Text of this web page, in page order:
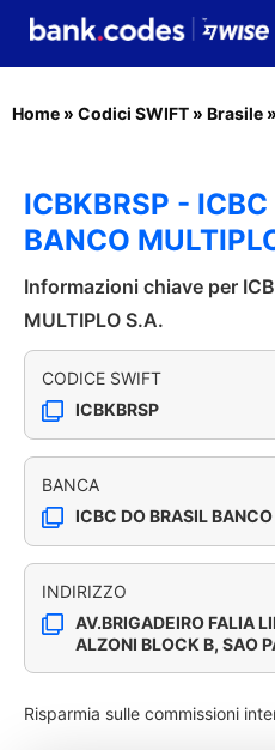
Home » Codici SWIFT » Brasile »
ICBKBRSP -
BANCO
Informazioni chiave per
MULTIPLO S.A.
CODICE SWIFT
ICBKBRSP
BANCA
ICBC DO BRASIL
INDIRIZZO
AV.BRIGADEIRO FALIA
ALZONI BLOCK B, SAO
Risparmia sulle commissioni